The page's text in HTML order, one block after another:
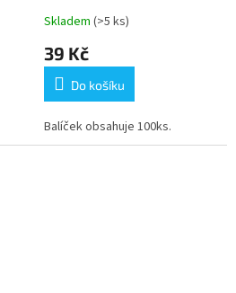
Skladem (>5 ks)
39 Kč
Do košíku
Balíček obsahuje 100ks.